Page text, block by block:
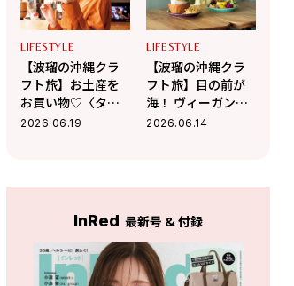
LIFESTYLE
【波瑠の沖縄クラ
フト旅】お土産を
お買い物♡〈タイ
ムレスチョコレー
2026.06.19
LIFESTYLE
【波瑠の沖縄クラ
フト旅】目の前が
海！ ヴィーガンカ
フェ〈ブルーポイ
2026.06.14
InRed 最新号 & 付録